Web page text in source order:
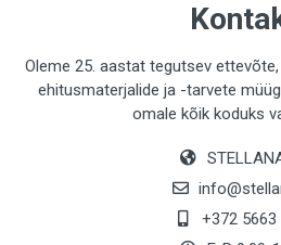
Oleme 25. aastat tegutsev
ehitusmaterjalide ja -tarvete
omale kõik koduks
+372 5663